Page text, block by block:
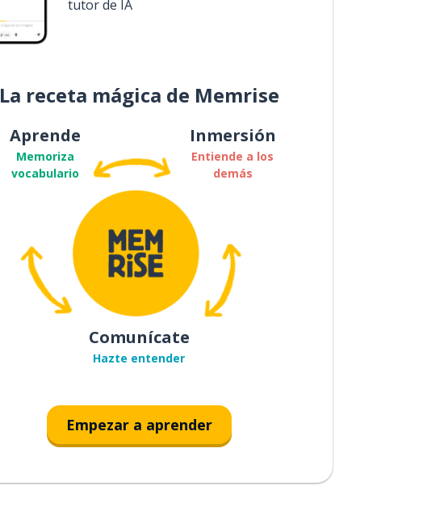
tutor de IA
La receta mágica de Memrise
Aprende
Memoriza
vocabulario
Inmersión
Entiende a los
demás
Comunícate
Hazte entender
Empezar a aprender